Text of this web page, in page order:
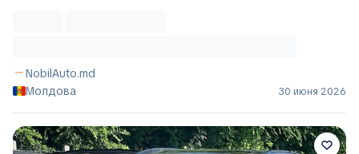
NobilAuto.md
Молдова
30 июня 2026